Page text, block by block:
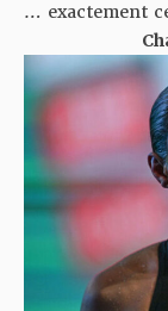
… exactement